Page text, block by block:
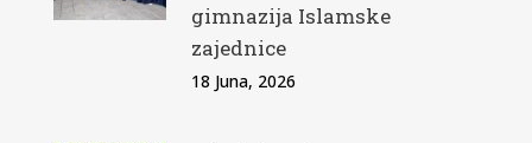
gimnazija Islamske
zajednice
18 Juna, 2026